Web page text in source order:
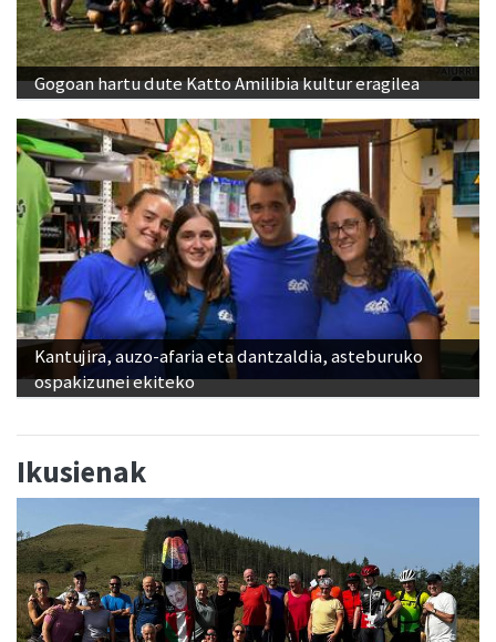
Gogoan hartu dute Katto Amilibia kultur eragilea
Kantujira, auzo-afaria eta dantzaldia, asteburuko
ospakizunei ekiteko
Ikusienak